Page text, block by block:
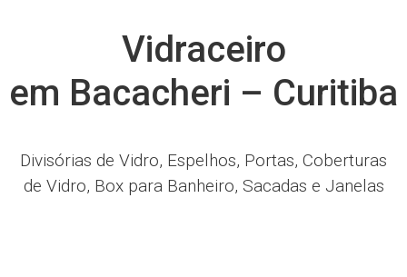
Vidraceiro
em Bacacheri – Curitiba
Divisórias de Vidro, Espelhos, Portas, Coberturas
de Vidro, Box para Banheiro, Sacadas e Janelas